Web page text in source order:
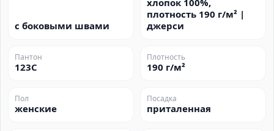
с боковыми швами
хлопок 100%,
плотность 190 г/м² |
джерси
Пантон
123C
Плотность
190 г/м²
Пол
женские
Посадка
приталенная